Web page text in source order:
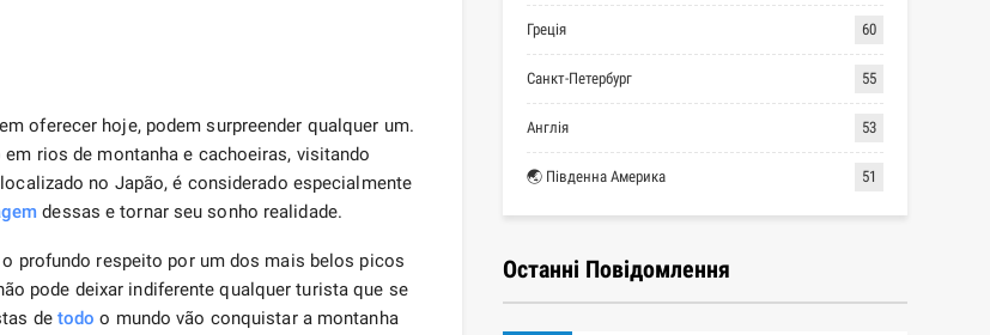
oferecer hoje, podem surpreender qualquer um.
rios de montanha e cachoeiras, visitando
no Japão, é considerado especialmente
dessas e tornar seu sonho realidade.
profundo respeito por um dos mais belos picos
pode deixar indiferente qualquer turista que se
de todo o mundo vão conquistar a montanha
Греція 60
Санкт-Петербург 55
Англія 53
🌏 Південна Америка 51
Останні Повідомлення